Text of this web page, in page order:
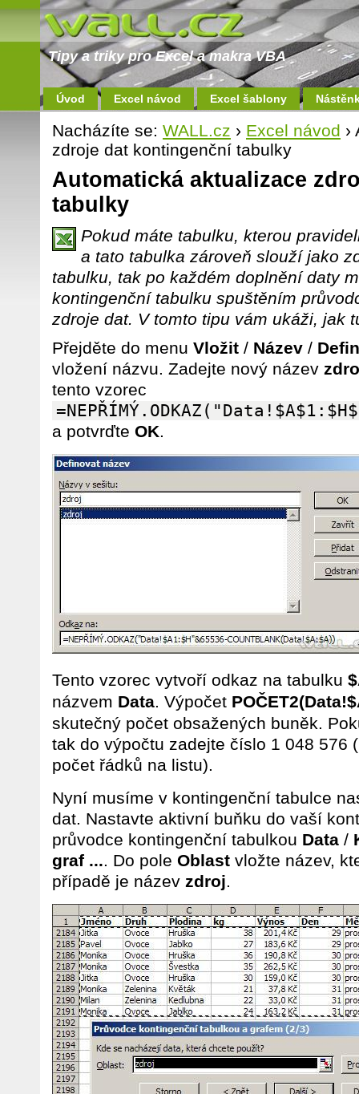
Tipy a triky pro Excel a makra VBA
Úvod Excel návod Excel šablony
Nacházíte se: WALL.cz › Excel návod ›
zdroje dat kontingenční tabulky
Automatická aktualizace
tabulky
Pokud máte tabulku, kterou
a tato tabulka zároveň slouží jako
tabulku, tak po každém doplnění daty
kontingenční tabulku spuštěním
zdroje dat. V tomto tipu vám ukáži, jak
Přejděte do menu Vložit / Název /
vložení názvu. Zadejte nový název
tento vzorec
a potvrďte OK.
Tento vzorec vytvoří odkaz na tabulku
názvem Data. Výpočet
skutečný počet obsažených buněk.
tak do výpočtu zadejte číslo 1 048 576
počet řádků na listu).
Nyní musíme v kontingenční tabulce
dat. Nastavte aktivní buňku do vaší
průvodce kontingenční tabulkou Data /
graf .... Do pole Oblast vložte název,
případě je název zdroj.